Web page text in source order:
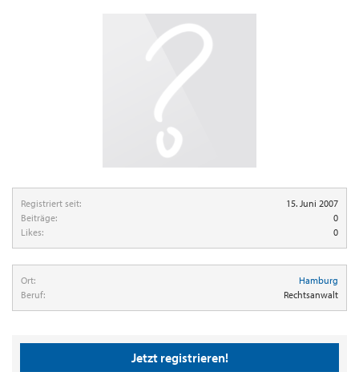
Registriert seit:
15. Juni 2007
Beiträge:
0
Likes:
0
Ort:
Hamburg
Beruf:
Rechtsanwalt
Jetzt registrieren!